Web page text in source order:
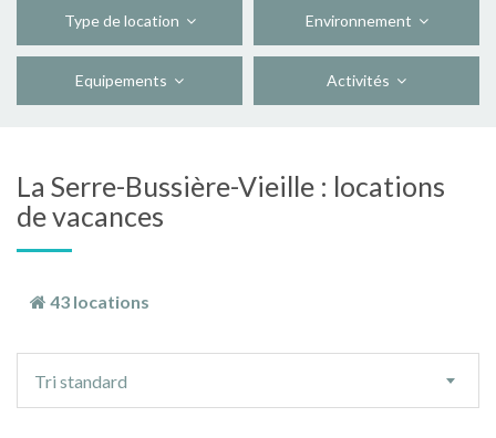
Type de location Environnement
Equipements Activités
La Serre-Bussière-Vieille : locations
de vacances
43 locations
tri
Tri standard